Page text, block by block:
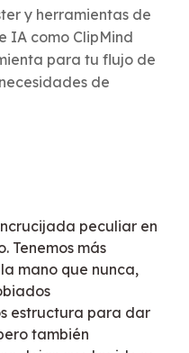
y herramientas de
IA como ClipMind
para tu flujo de
de
peculiar en
Tenemos más
mano que nunca,
estructura para dar
también